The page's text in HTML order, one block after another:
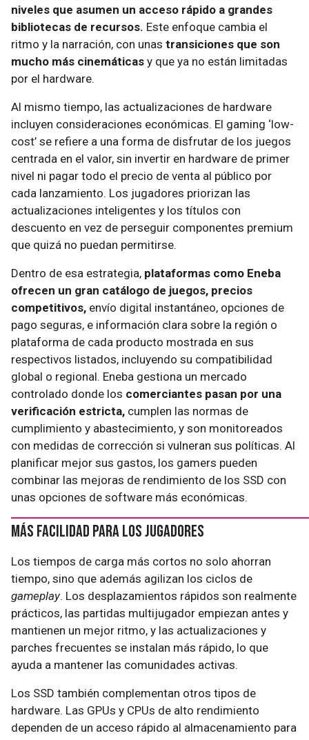
niveles que asumen un acceso rápido a grandes
bibliotecas de recursos. Este enfoque cambia el
ritmo y la narración, con unas transiciones que son
mucho más cinemáticas y que ya no están limitadas
por el hardware.
Al mismo tiempo, las actualizaciones de hardware
incluyen consideraciones económicas. El gaming ‘low-
cost’ se refiere a una forma de disfrutar de los juegos
centrada en el valor, sin invertir en hardware de primer
nivel ni pagar todo el precio de venta al público por
cada lanzamiento. Los jugadores priorizan las
actualizaciones inteligentes y los títulos con
descuento en vez de perseguir componentes premium
que quizá no puedan permitirse.
Dentro de esa estrategia, plataformas como Eneba
ofrecen un gran catálogo de juegos, precios
competitivos, envío digital instantáneo, opciones de
pago seguras, e información clara sobre la región o
plataforma de cada producto mostrada en sus
respectivos listados, incluyendo su compatibilidad
global o regional. Eneba gestiona un mercado
controlado donde los comerciantes pasan por una
verificación estricta, cumplen las normas de
cumplimiento y abastecimiento, y son monitoreados
con medidas de corrección si vulneran sus políticas. Al
planificar mejor sus gastos, los gamers pueden
combinar las mejoras de rendimiento de los SSD con
unas opciones de software más económicas.
Más facilidad para los jugadores
Los tiempos de carga más cortos no solo ahorran
tiempo, sino que además agilizan los ciclos de
gameplay. Los desplazamientos rápidos son realmente
prácticos, las partidas multijugador empiezan antes y
mantienen un mejor ritmo, y las actualizaciones y
parches frecuentes se instalan más rápido, lo que
ayuda a mantener las comunidades activas.
Los SSD también complementan otros tipos de
hardware. Las GPUs y CPUs de alto rendimiento
dependen de un acceso rápido al almacenamiento para